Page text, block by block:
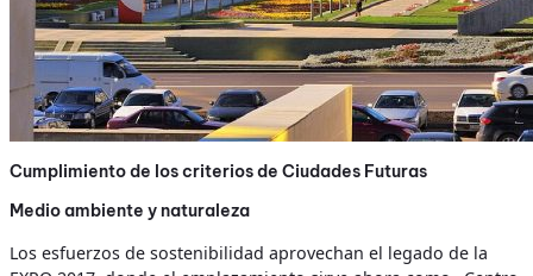
Cumplimiento de los criterios de Ciudades Futuras
Medio ambiente y naturaleza
Los esfuerzos de sostenibilidad aprovechan el legado de la